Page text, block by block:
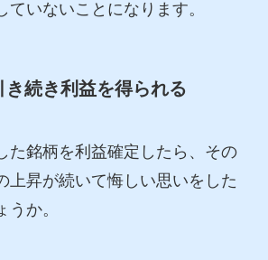
ていないことになります。
続き利益を得られる
た銘柄を利益確定したら、その
上昇が続いて悔しい思いをした
か。